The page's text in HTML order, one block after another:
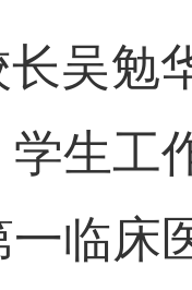
吴勉
生工
临床